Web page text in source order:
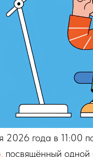
2026 года в 11:00
посвящённый одной